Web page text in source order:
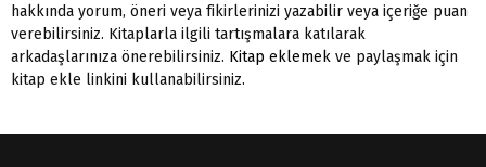
hakkında yorum, öneri veya fikirlerinizi yazabilir veya içeriğe puan
verebilirsiniz. Kitaplarla ilgili tartışmalara katılarak
arkadaşlarınıza önerebilirsiniz. Kitap eklemek ve paylaşmak için
kitap ekle linkini kullanabilirsiniz.